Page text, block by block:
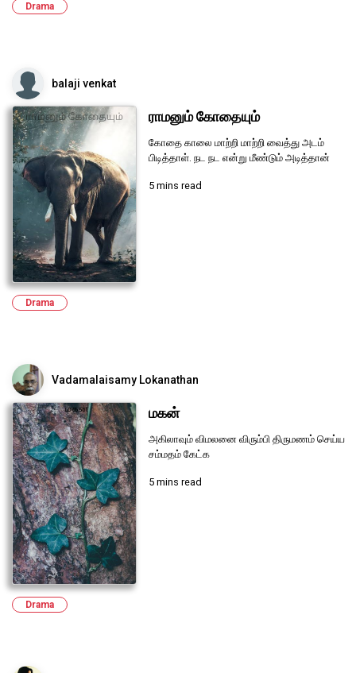
Drama
balaji venkat
ராமனும் கோதையும்
கோதை காலை மாற்றி மாற்றி வைத்து அடம்
பிடித்தாள். நட நட என்று மீண்டும் அடித்தான்
5 mins read
Drama
Vadamalaisamy Lokanathan
மகன்
அகிலாவும் விமலனை விரும்பி திருமணம் செய்ய
சம்மதம் கேட்க
5 mins read
Drama